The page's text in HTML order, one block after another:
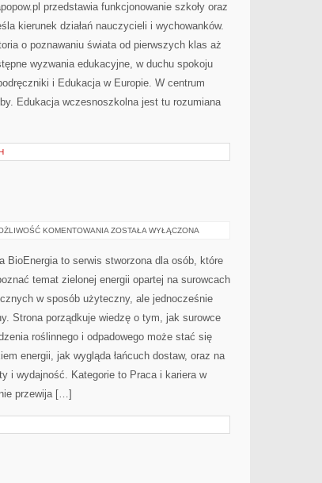
przedstawia funkcjonowanie szkoły oraz
kierunek działań nauczycieli i wychowanków.
o poznawaniu świata od pierwszych klas aż
wyzwania edukacyjne, w duchu spokoju
i Edukacja w Europie. W centrum
Edukacja wczesnoszkolna jest tu rozumiana
KOMENTOWANIA BIOGAZ
ZOSTAŁA WYŁĄCZONA
BioEnergia to serwis stworzona dla osób, które
temat zielonej energii opartej na surowcach
w sposób użyteczny, ale jednocześnie
Strona porządkuje wiedzę o tym, jak surowce
roślinnego i odpadowego może stać się
energii, jak wygląda łańcuch dostaw, oraz na
i wydajność. Kategorie to Praca i kariera w
przewija […]